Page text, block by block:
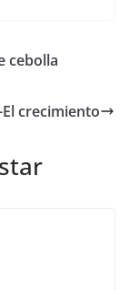
cebolla
crecimiento